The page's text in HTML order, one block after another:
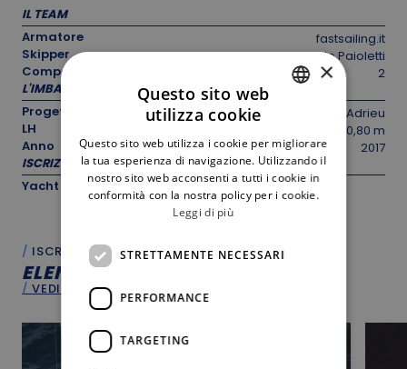
IL TEAM
Armatore
fastsailing.it
Skipper
Davide Paioletti
Componenti equipaggio
2
L'IMBARCAZIONE
Progettista
D. Adrieu
LH
10,80 m
Anno
2017
ISCRIZIONE
Yacht
ISCRITTI
ELENCOISCRITTI
VEDI TUTTO
ENGLISH
×
Questo sito web
utilizza cookie
Questo sito web utilizza i cookie per migliorare
la tua esperienza di navigazione. Utilizzando il
nostro sito web acconsenti a tutti i cookie in
conformità con la nostra policy per i cookie.
Leggi di più
STRETTAMENTE NECESSARI
PERFORMANCE
TARGETING